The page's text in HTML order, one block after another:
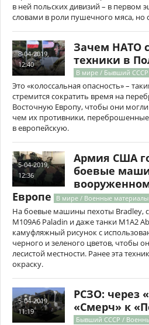
в ней польских дивизий – в первом
словами в роли пушечного мяса, но
8-04-2019,
12:40
Зачем НАТО
техники в
В мире / Бывший
Это «колоссальная опасность» –
стремится сократить время на
Восточную Европу, чтобы они могли
чем их противники, переброшенные
в европейскую.
5-04-2019,
12:36
Армия США
боевые
Европе
В мире / Военные материалы
На боевые машины пехоты Bradley,
M109A6 Paladin и даже танки M1A2
камуфляжный рисунок с
черного и зеленого цветов, чтобы
лесистой местности. Ранее эта
окраску.
5-04-2019,
11:19
РСЗО: через
«Смерч» к
Бывший СССР /